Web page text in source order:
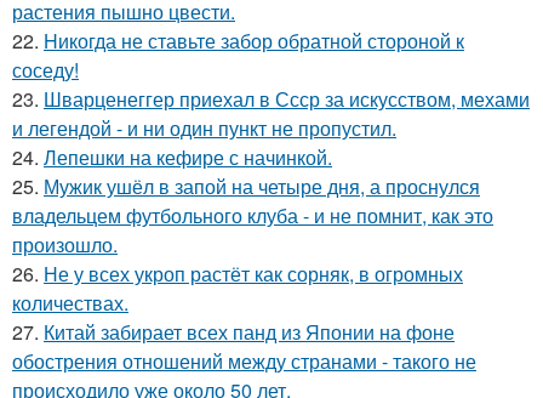
растения пышно цвести.
22. Hикогда не ставьте забор обратной стороной к
соседу!
23. Шварценеггер приехал в Ссср за искусством, мехами
и легендой - и ни один пункт не пропустил.
24. Лепешки на кефире с начинкой.
25. Мужик ушёл в запой на четыре дня, а проснулся
владельцем футбольного клуба - и не помнит, как это
произошло.
26. Не у всех укроп растёт как сорняк, в огромных
количествах.
27. Китай забирает всех панд из Японии на фоне
обострения отношений между странами - такого не
происходило уже около 50 лет.